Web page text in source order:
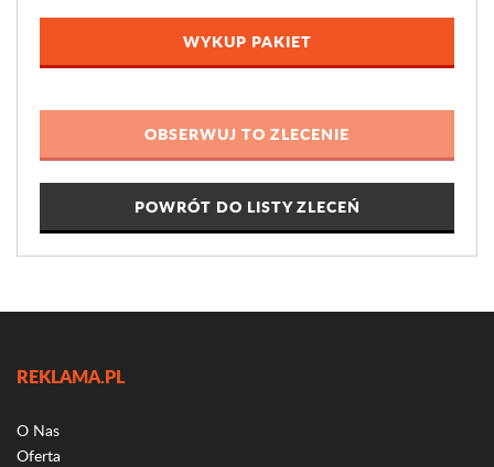
WYKUP PAKIET
POWRÓT DO LISTY ZLECEŃ
REKLAMA.PL
O Nas
Oferta